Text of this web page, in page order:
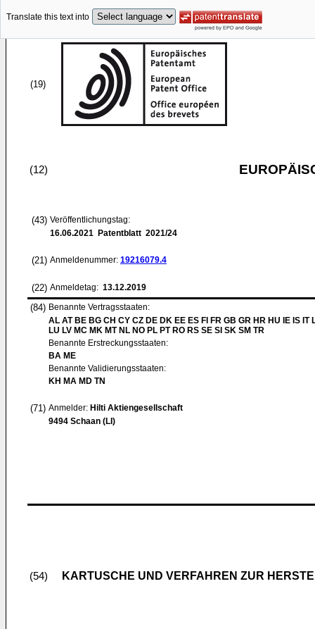
Translate this text into
(19)
(12)
(43) Veröffentlichungstag:
16.06.2021 Patentblatt 2021/24
(21) Anmeldenummer: 19216079.4
(22) Anmeldetag: 13.12.2019
(84) Benannte Vertragsstaaten:
AL AT BE BG CH CY CZ DE DK EE ES FI FR GB GR HR HU IE IS IT
LU LV MC MK MT NL NO PL PT RO RS SE SI SK SM TR
Benannte Erstreckungsstaaten:
BA ME
Benannte Validierungsstaaten:
KH MA MD TN
(71) Anmelder: Hilti Aktiengesellschaft
9494 Schaan (LI)
(54) KARTUSCHE UND VERFAHREN ZUR